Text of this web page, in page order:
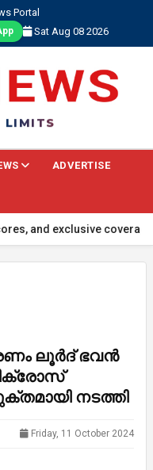
Portal
Sat Aug 08 2026
LIMITS
ADVERTISE
exclusive coverage on
ലൂർദ് ഭവൻ
നടത്തി
Friday, 11 October 2024